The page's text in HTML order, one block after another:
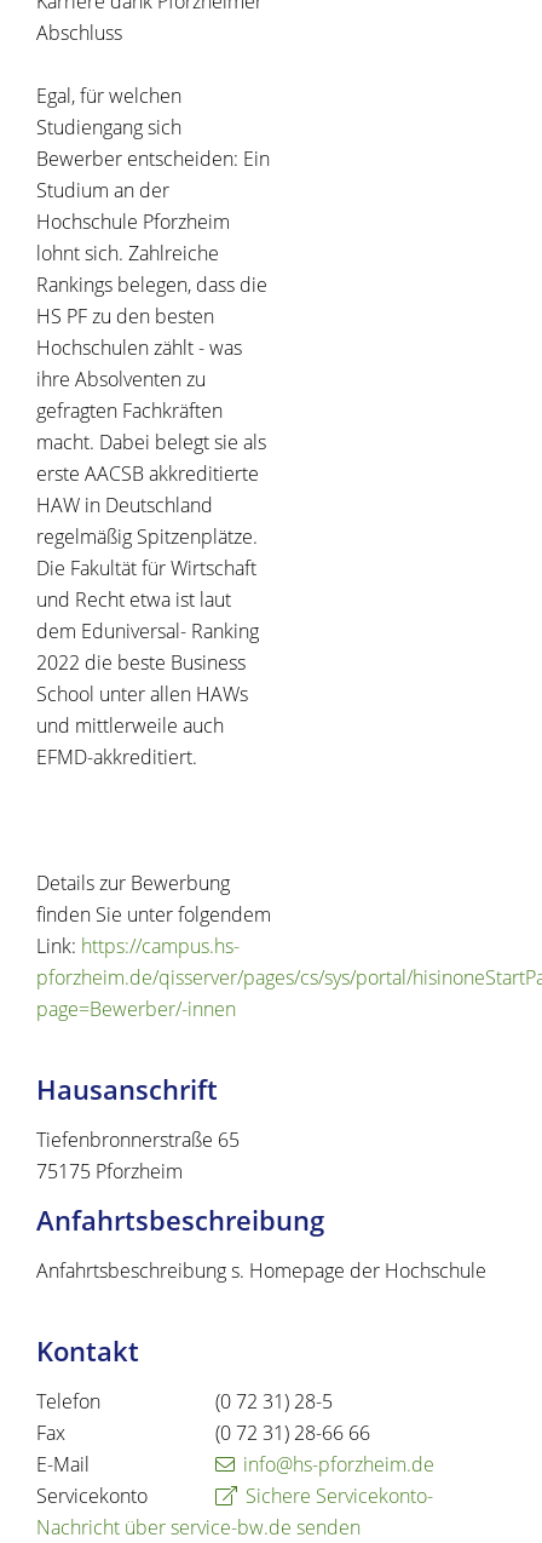
Abschluss
Egal, für welchen
Studiengang sich
Bewerber entscheiden: Ein
Studium an der
Hochschule Pforzheim
lohnt sich. Zahlreiche
Rankings belegen, dass die
HS PF zu den besten
Hochschulen zählt - was
ihre Absolventen zu
gefragten Fachkräften
macht. Dabei belegt sie als
erste AACSB akkreditierte
HAW in Deutschland
regelmäßig Spitzenplätze.
Die Fakultät für Wirtschaft
und Recht etwa ist laut
dem Eduniversal- Ranking
2022 die beste Business
School unter allen HAWs
und mittlerweile auch
EFMD-akkreditiert.
Details zur Bewerbung
finden Sie unter folgendem
Link: https://campus.hs-
pforzheim.de/qisserver/pages/cs/sys/portal/
page=Bewerber/-innen
Hausanschrift
Tiefenbronnerstraße 65
75175 Pforzheim
Anfahrtsbeschreibung
Anfahrtsbeschreibung s. Homepage der Hochschule
Kontakt
Telefon (072 31) 28-5
Fax
(072 31) 28-66 66
E-Mail
info@hs-pforzheim.de
Servicekonto
Sichere Servicekonto-
Nachricht über service-bw.de senden